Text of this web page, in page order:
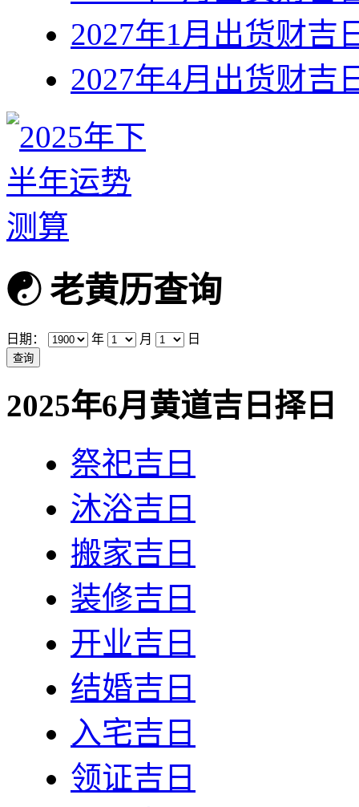
2027年1月出货财吉
2027年4月出货财吉
☯老黄历查询
日期： 年 月 日
2025年6月黄道吉日择日
祭祀吉日
沐浴吉日
搬家吉日
装修吉日
开业吉日
结婚吉日
入宅吉日
领证吉日